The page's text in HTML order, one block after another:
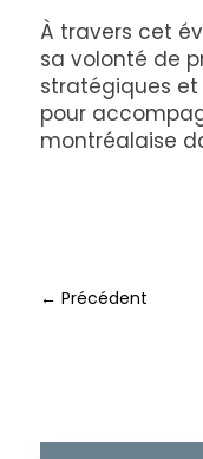
À travers cet
sa volonté de
stratégiques
pour
montréalaise
← Précédent